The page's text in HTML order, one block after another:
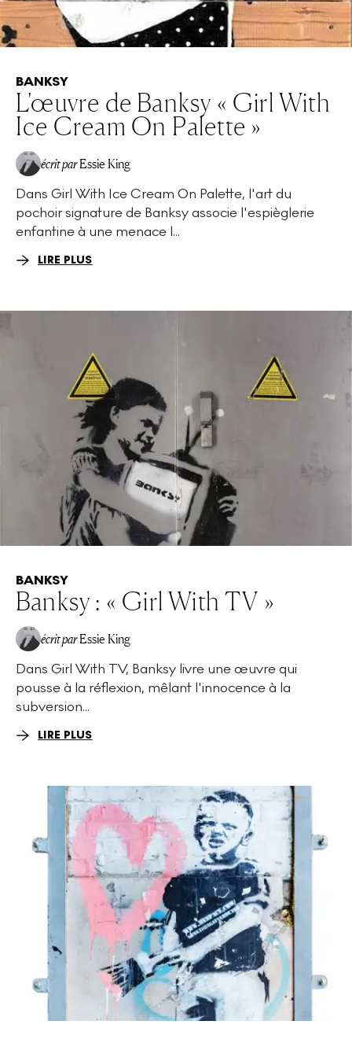
BANKSY
L'œuvre de Banksy « Girl With
Ice Cream On Palette »
écrit par Essie King
Dans Girl With Ice Cream On Palette, l'art du
pochoir signature de Banksy associe l'espièglerie
enfantine à une menace l...
LIRE PLUS
BANKSY
Banksy : « Girl With TV »
écrit par Essie King
Dans Girl With TV, Banksy livre une œuvre qui
pousse à la réflexion, mêlant l'innocence à la
subversion...
LIRE PLUS